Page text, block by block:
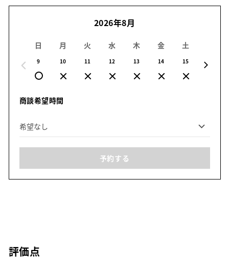
2026年8月
日
9
月
10
火
11
水
12
木
13
金
14
土
15
商談希望時間
予約する
評価点